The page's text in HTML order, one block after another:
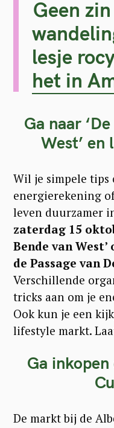
Geen
lesje
het in
Ga naar
West’ en
Wil je simpele tips
energierekening
leven duurzamer
zaterdag 15
Bende van
de Passage van
Verschillende
tricks aan om je
Ook kun je een
lifestyle markt.
Ga
De markt bij de